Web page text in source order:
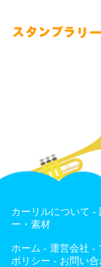
カーリルについて -
ー・素材
ホーム - 運営会社 -
ポリシー - お問い